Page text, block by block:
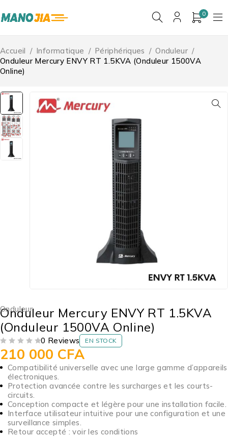
0
Accueil / Informatique / Périphériques / Onduleur /
Onduleur Mercury ENVY RT 1.5KVA (Onduleur 1500VA
Online)
Onduleur
Onduleur Mercury ENVY RT 1.5KVA
(Onduleur 1500VA Online)
0 Reviews EN STOCK
210 000 CFA
Compatibilité universelle avec une large gamme d’appareils
électroniques.
Protection avancée contre les surcharges et les courts-
circuits.
Conception compacte et légère pour une installation facile.
Interface utilisateur intuitive pour une configuration et une
surveillance simples.
Retour accepté : voir les conditions